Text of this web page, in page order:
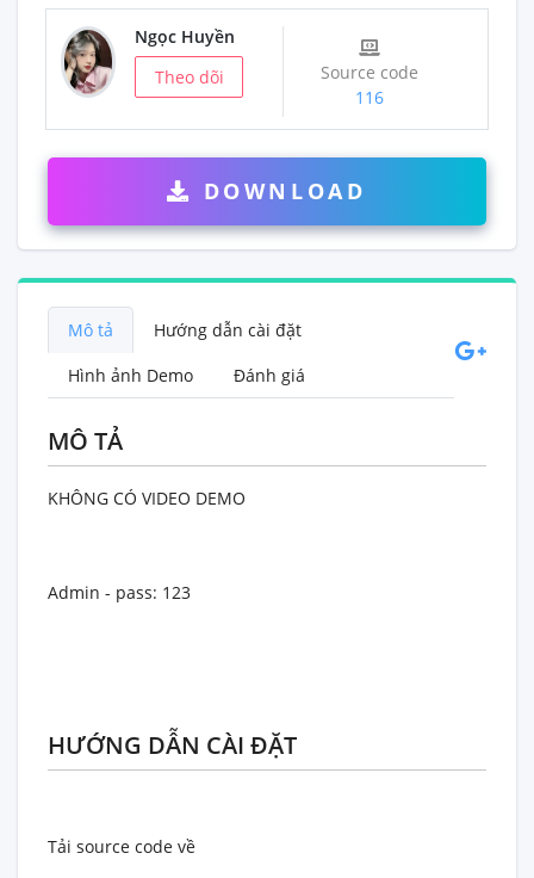
Ngọc Huyền
Theo dõi
Source code
116
DOWNLOAD
Mô tả
Hướng dẫn cài đặt
Hình ảnh Demo
Đánh giá
MÔ TẢ
KHÔNG CÓ VIDEO DEMO
Admin - pass: 123
HƯỚNG DẪN CÀI ĐẶT
Tải source code về